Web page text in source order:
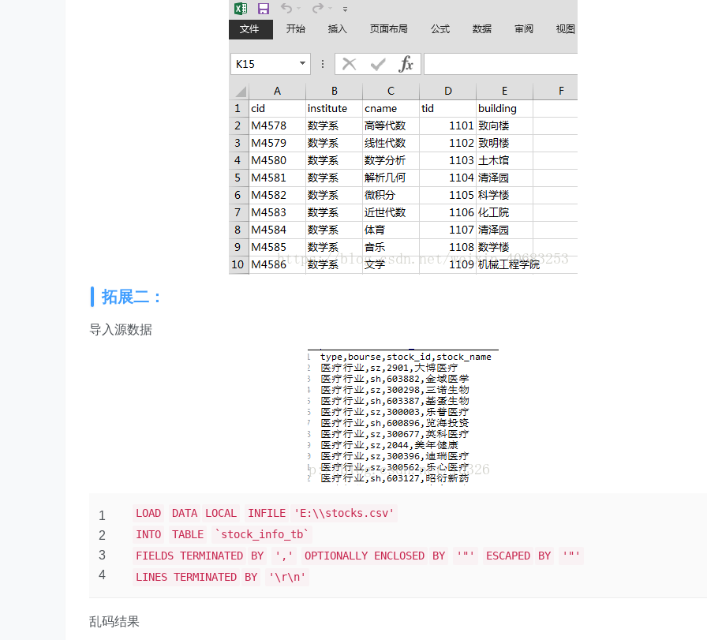
拓展二：
导入源数据
1
2
3
4
LOAD DATA LOCAL INFILE
'E:\\stocks.csv'
INTO
TABLE
`stock_info_tb`
FIELDS TERMINATED
BY ',' OPTIONALLY ENCLOSED BY '"' ESCAPED BY
'"'
LINES TERMINATED
BY '\r\n'
乱码结果